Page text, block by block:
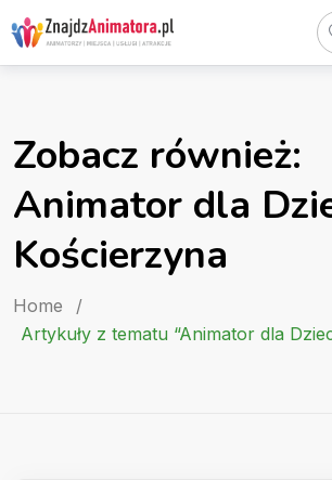
Skip
to
content
Zobacz również:
Animator dla
Kościerzyna
Home
/
Artykuły z tematu “Animator dla